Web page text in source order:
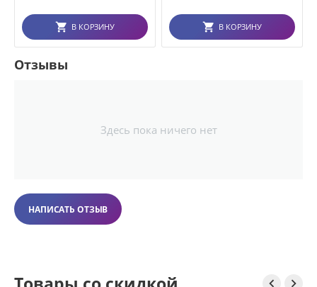
В КОРЗИНУ В КОРЗИНУ
Отзывы
Здесь пока ничего нет
НАПИСАТЬ ОТЗЫВ
 